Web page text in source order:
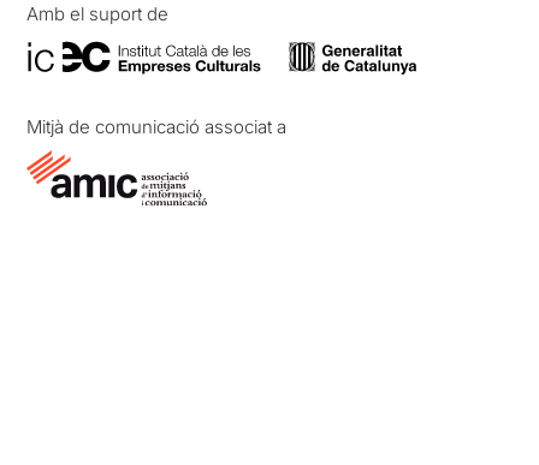
Amb el suport de
Mitjà de comunicació associat a